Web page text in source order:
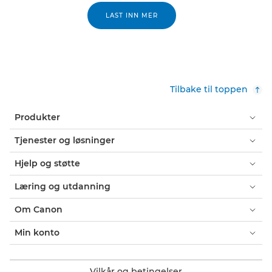
LAST INN MER
Tilbake til toppen
Produkter
Tjenester og løsninger
Hjelp og støtte
Læring og utdanning
Om Canon
Min konto